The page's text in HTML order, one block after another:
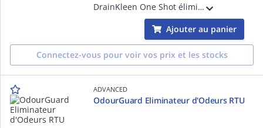
DrainKleen One Shot élimine efficacement les bouchons d'impuretés dans les tuyaux de condensats. Sa formule concentrée facilitent le nettoyage des zones difficiles d'accès pour un entretien rapide et sûr.
Ajouter au panier
Connectez-vous pour voir vos prix et les stocks
ADVANCED
OdourGuard Eliminateur d'Odeurs RTU